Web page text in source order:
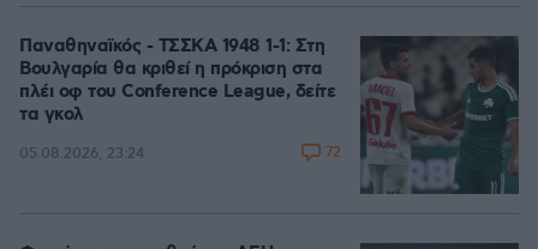
Παναθηναϊκός - ΤΣΣΚΑ 1948 1-1: Στη
Βουλγαρία θα κριθεί η πρόκριση στα
πλέι οφ του Conference League, δείτε
τα γκολ
05.08.2026, 23:24 72